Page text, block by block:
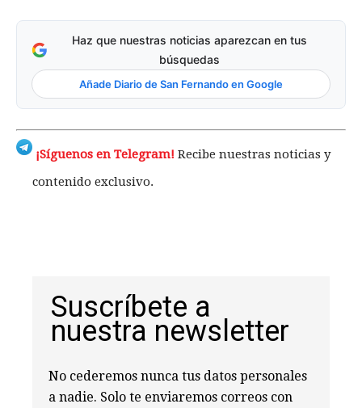
Haz que nuestras noticias aparezcan en tus
búsquedas
Añade Diario de San Fernando en Google
¡Síguenos en Telegram! Recibe nuestras noticias y
contenido exclusivo.
Suscríbete a
nuestra newsletter
No cederemos nunca tus datos personales
a nadie. Solo te enviaremos correos con